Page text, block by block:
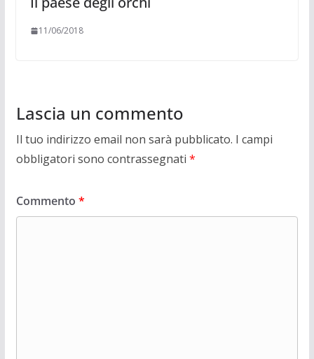
11/06/2018
Lascia un commento
Il tuo indirizzo email non sarà pubblicato. I campi
obbligatori sono contrassegnati *
Commento *